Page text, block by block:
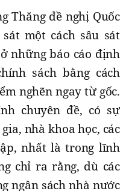
Thăng đề nghị Quốc
một cách sâu sát
những báo cáo định
sách bằng cách
nghẽn ngay từ gốc.
chuyên đề, có sự
nhà khoa học, các
nhất là trong lĩnh
chỉ ra rằng, dù các
ngân sách nhà nước